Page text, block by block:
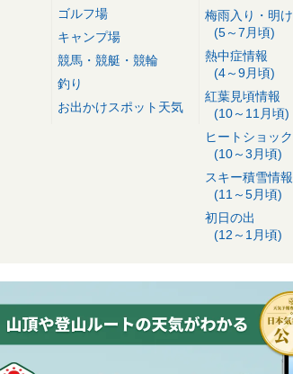
ゴルフ場
キャンプ場
競馬・競艇・競輪
釣り
お出かけスポット天気
梅雨入り・明け
(5～7月頃)
熱中症情報
(4～9月頃)
紅葉見頃情報
(10～11月頃)
ヒートショック
(10～3月頃)
スキー積雪情報
(11～5月頃)
初日の出
(12～1月頃)